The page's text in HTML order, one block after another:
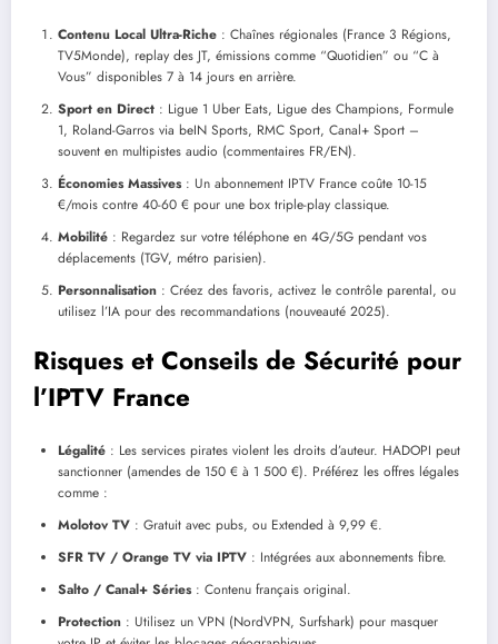
Contenu Local Ultra-Riche : Chaînes régionales (France 3 Régions,
TV5Monde), replay des JT, émissions comme “Quotidien” ou “C à
Vous” disponibles 7 à 14 jours en arrière.
Sport en Direct : Ligue 1 Uber Eats, Ligue des Champions, Formule
1, Roland-Garros via beIN Sports, RMC Sport, Canal+ Sport –
souvent en multipistes audio (commentaires FR/EN).
Économies Massives: Un abonnement IPTV France coûte 10-15
€/mois contre 40-60 € pour une box triple-play classique.
Mobilité : Regardez sur votre téléphone en 4G/5G pendant vos
déplacements (TGV, métro parisien).
Personnalisation : Créez des favoris, activez le contrôle parental, ou
utilisez l’IA pour des recommandations (nouveauté 2025).
Risques et Conseils de Sécurité pour
l’IPTV France
Légalité : Les services pirates violent les droits d’auteur. HADOPI peut
sanctionner (amendes de 150 € à 1 500 €). Préférez les offres légales
comme :
Molotov TV : Gratuit avec pubs, ou Extended à 9,99 €.
SFR TV / Orange TV via IPTV : Intégrées aux abonnements fibre.
Salto / Canal+ Séries: Contenu français original.
Protection : Utilisez un VPN (NordVPN, Surfshark) pour masquer